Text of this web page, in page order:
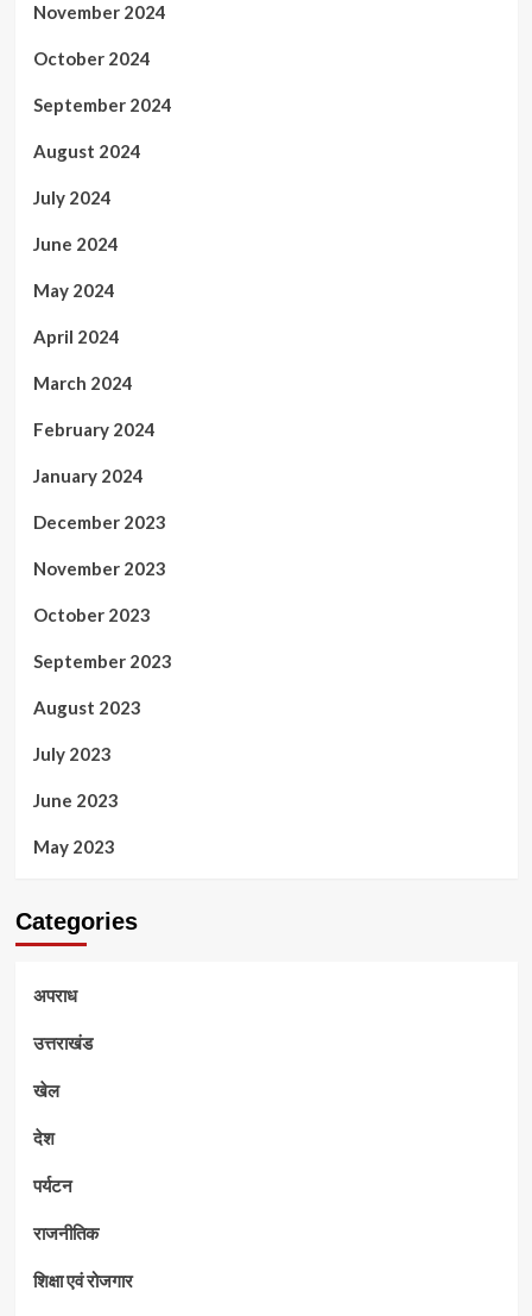
November 2024
October 2024
September 2024
August 2024
July 2024
June 2024
May 2024
April 2024
March 2024
February 2024
January 2024
December 2023
November 2023
October 2023
September 2023
August 2023
July 2023
June 2023
May 2023
Categories
अपराध
उत्तराखंड
खेल
देश
पर्यटन
राजनीतिक
शिक्षा एवं रोजगार